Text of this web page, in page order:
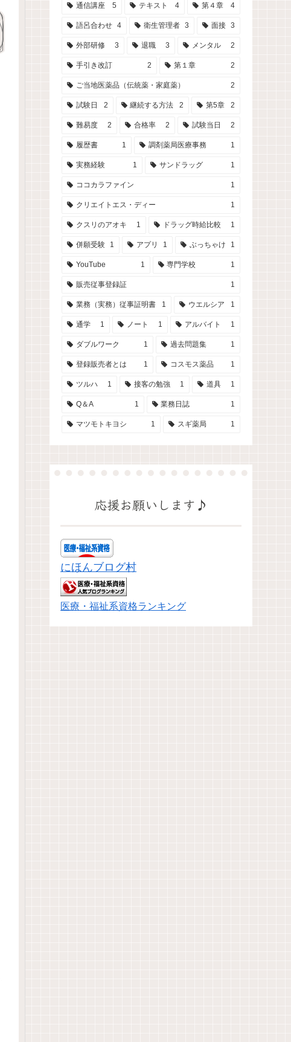
通信講座 5 テキスト 4 第４章 4
語呂合わせ 4 衛生管理者 3 面接 3
外部研修 3 退職 3 メンタル 2
手引き改訂 2 第１章 2
ご当地医薬品（伝統薬・家庭薬） 2
試験日 2 継続する方法 2 第5章 2
難易度 2 合格率 2 試験当日 2
履歴書 1 調剤薬局医療事務 1
実務経験 1 サンドラッグ 1
ココカラファイン 1
クリエイトエス・ディー 1
クスリのアオキ 1 ドラッグ時給比較 1
併願受験 1 アプリ 1 ぶっちゃけ 1
YouTube 1 専門学校 1
販売従事登録証 1
業務（実務）従事証明書 1 ウエルシア 1
通学 1 ノート 1 アルバイト 1
ダブルワーク 1 過去問題集 1
登録販売者とは 1 コスモス薬品 1
ツルハ 1 接客の勉強 1 道具 1
Q＆A 1 業務日誌 1
マツモトキヨシ 1 スギ薬局 1
応援お願いします♪
にほんブログ村
医療・福祉系資格ランキング